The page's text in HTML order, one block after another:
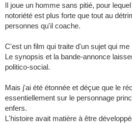
Il joue un homme sans pitié, pour
notoriété est plus forte que tout au
personnes qu'il coache.
C'est un film qui traite d'un sujet qui me
Le synopsis et la bande-annonce
politico-social.
Mais j'ai été étonnée et déçue que le
essentiellement sur le personnage
enfers.
L'histoire avait matière à être